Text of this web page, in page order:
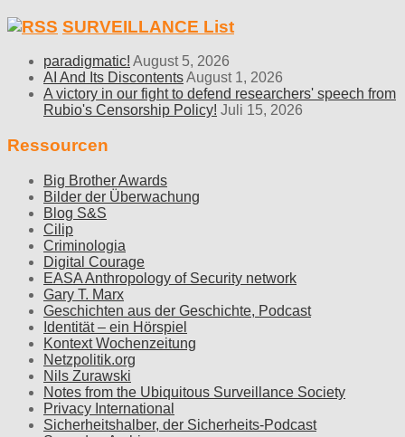
SURVEILLANCE List
paradigmatic! August 5, 2026
AI And Its DiscontentsAugust 1, 2026
A victory in our fight to defend researchers' speech from
Rubio's Censorship Policy! Juli 15, 2026
Ressourcen
Big Brother Awards
Bilder der Überwachung
Blog S&S
Cilip
Criminologia
Digital Courage
EASA Anthropology of Security network
Gary T. Marx
Geschichten aus der Geschichte, Podcast
Identität – ein Hörspiel
Kontext Wochenzeitung
Netzpolitik.org
Nils Zurawski
Notes from the Ubiquitous Surveillance Society
Privacy International
Sicherheitshalber, der Sicherheits-Podcast